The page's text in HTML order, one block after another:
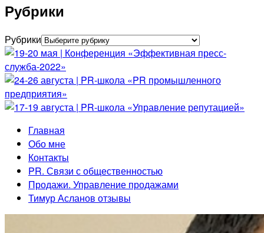
Рубрики
Рубрики
Главная
Обо мне
Контакты
PR. Связи с общественностью
Продажи. Управление продажами
Тимур Асланов отзывы